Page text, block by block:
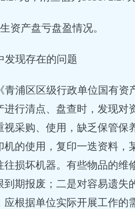
资产盘亏盘盈情况。
发现存在的问题
《青浦区区级行政单位国有
行清点、盘查时，发现对
采购、使用，缺乏保管保
机的使用，复印一迭资料
往损坏机器。有些物品的维
到期报废；二是对容易遗失
应根据单位实际开展工作的